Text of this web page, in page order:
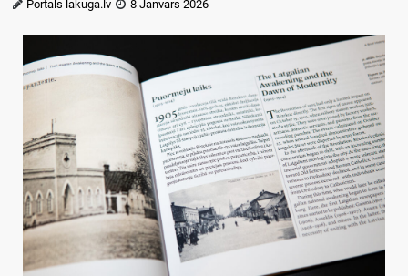
Portals lakuga.lv 8 Janvars 2026